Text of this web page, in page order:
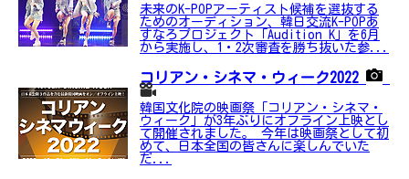
未来のK-POPアーティスト候補を選抜する
ためのオーディション、韓日交流K-POPあ
すなろプロジェクト「Audition K」を6月
から実施し、1・2次審査を勝ち抜いた参...
コリアン・シネマ・ウィーク2022
韓国文化院の映画祭「コリアン・シネマ・
ウィーク」が3年ぶりにオフライン上映とし
て開催されました。 今年は映画祭として初
めて、日本全国の皆さんに楽しんでいた
だ...